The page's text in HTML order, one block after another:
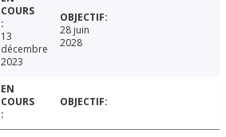
13
décembre
2023
28 juin
2028